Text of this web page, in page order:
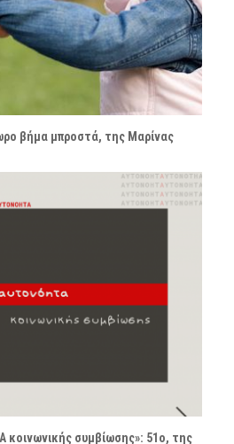
βήμα μπροστά, της Μαρίνας
συμβίωσης»: 51ο, της